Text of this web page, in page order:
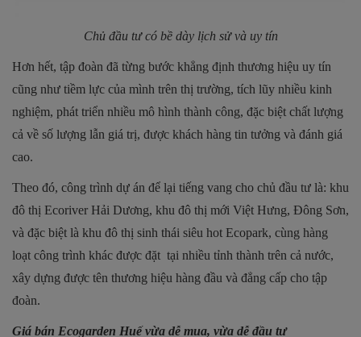
Chủ đầu tư có bề dày lịch sử và uy tín
Hơn hết, tập đoàn đã từng bước khẳng định thương hiệu uy tín
cũng như tiềm lực của mình trên thị trường, tích lũy nhiều kinh
nghiệm, phát triển nhiều mô hình thành công, đặc biệt chất lượng
cả về số lượng lẫn giá trị, được khách hàng tin tưởng và đánh giá
cao.
Theo đó, công trình dự án để lại tiếng vang cho chủ đầu tư là: khu
đô thị Ecoriver Hải Dương, khu đô thị mới Việt Hưng, Đông Sơn,
và đặc biệt là khu đô thị sinh thái siêu hot Ecopark, cùng hàng
loạt công trình khác được đặt tại nhiều tỉnh thành trên cả nước,
xây dựng được tên thương hiệu hàng đầu và đẳng cấp cho tập
đoàn.
Giá bán Ecogarden Huế vừa dễ mua, vừa dễ đầu tư